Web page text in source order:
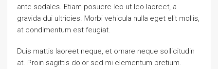
ante sodales. Etiam posuere leo ut leo laoreet, a
gravida dui ultricies. Morbi vehicula nulla eget elit mollis,
at condimentum est feugiat.
Duis mattis laoreet neque, et ornare neque sollicitudin
at. Proin sagittis dolor sed mi elementum pretium.